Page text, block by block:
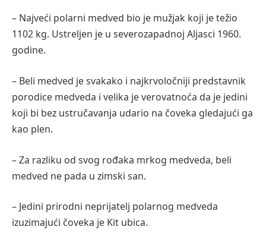
– Najveći polarni medved bio je mužjak koji je težio
1102 kg. Ustreljen je u severozapadnoj Aljasci 1960.
godine.
– Beli medved je svakako i najkrvoločniji predstavnik
porodice medveda i velika je verovatnoća da je jedini
koji bi bez ustručavanja udario na čoveka gledajući ga
kao plen.
– Za razliku od svog rođaka mrkog medveda, beli
medved ne pada u zimski san.
– Jedini prirodni neprijatelj polarnog medveda
izuzimajući čoveka je Kit ubica.